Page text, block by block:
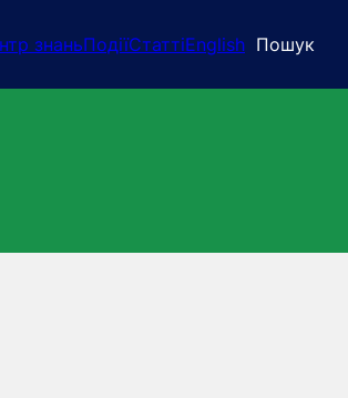
знаньПодіїСтаттіEnglish Пошук